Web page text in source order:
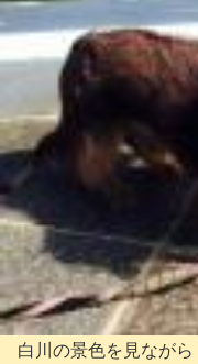
白川の景色を見ながら